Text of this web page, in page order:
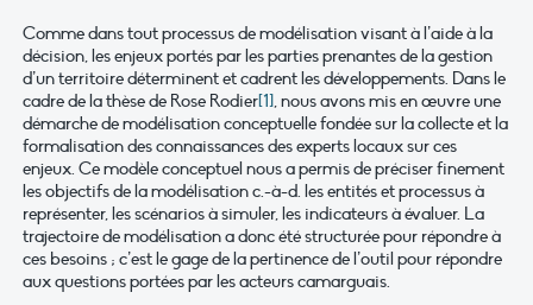
Comme dans tout processus de modélisation visant à l’aide à la
décision, les enjeux portés par les parties prenantes de la gestion
d’un territoire déterminent et cadrent les développements. Dans le
cadre de la thèse de Rose Rodier[1], nous avons mis en œuvre une
démarche de modélisation conceptuelle fondée sur la collecte et la
formalisation des connaissances des experts locaux sur ces
enjeux. Ce modèle conceptuel nous a permis de préciser finement
les objectifs de la modélisation c.-à-d. les entités et processus à
représenter, les scénarios à simuler, les indicateurs à évaluer. La
trajectoire de modélisation a donc été structurée pour répondre à
ces besoins ; c’est le gage de la pertinence de l’outil pour répondre
aux questions portées par les acteurs camarguais.